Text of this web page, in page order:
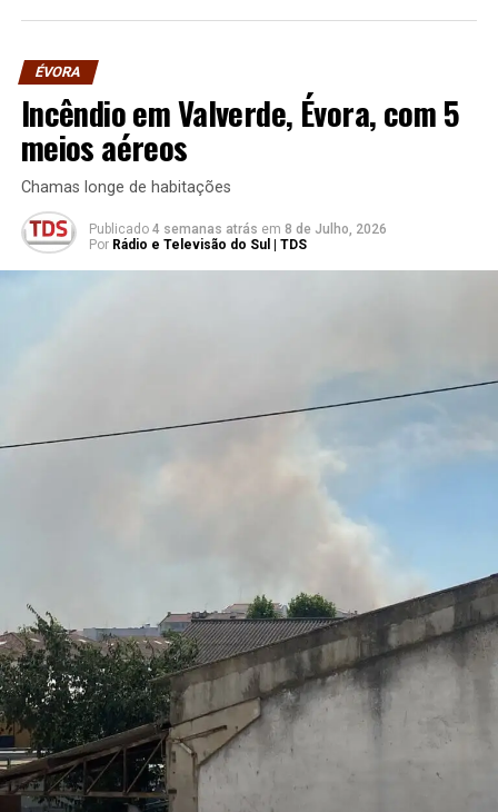
ÉVORA
Incêndio em Valverde, Évora, com 5
meios aéreos
Chamas longe de habitações
Publicado 4 semanas atrás em 8 de Julho, 2026
Por Rádio e Televisão do Sul | TDS